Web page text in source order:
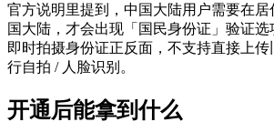
官方说明里提到，中国大陆用户需要在居
国大陆，才会出现「国民身份证」验证
即时拍摄身份证正反面，不支持直接上
行自拍 / 人脸识别。
开通后能拿到什么